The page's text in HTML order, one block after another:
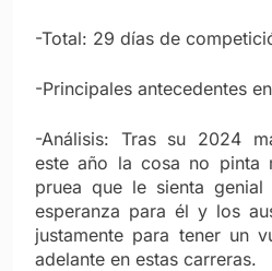
-Total: 29 días de
-Principales antecedentes
-Análisis: Tras su 2024
este año la cosa no pinta
pruea que le sienta
esperanza para él y los
justamente para tener un
adelante en estas carreras.